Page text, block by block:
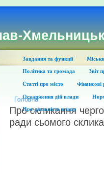
Завдання та функції
Політика та громада Звіт
Статті про місто Фінансові
Оскарження дій влади
Про діяльність влади
Головна
Про скликання
ради сьомого